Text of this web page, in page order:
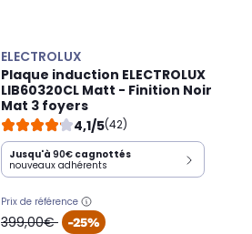
ELECTROLUX
Plaque induction ELECTROLUX
LIB60320CL Matt - Finition Noir
Mat 3 foyers
4,1/5(42)
Jusqu'à 90€ cagnottés
nouveaux adhérents
Prix de référence
oldPrice
399,00€ -25%